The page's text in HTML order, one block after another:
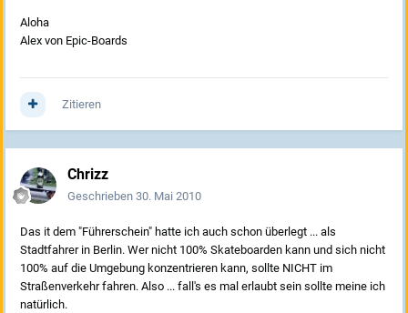
Aloha
Alex von Epic-Boards
Zitieren
Chrizz
Geschrieben 30. Mai 2010
Das it dem "Führerschein" hatte ich auch schon überlegt ... als
Stadtfahrer in Berlin. Wer nicht 100% Skateboarden kann und sich nicht
100% auf die Umgebung konzentrieren kann, sollte NICHT im
Straßenverkehr fahren. Also ... fall's es mal erlaubt sein sollte meine ich
natürlich.